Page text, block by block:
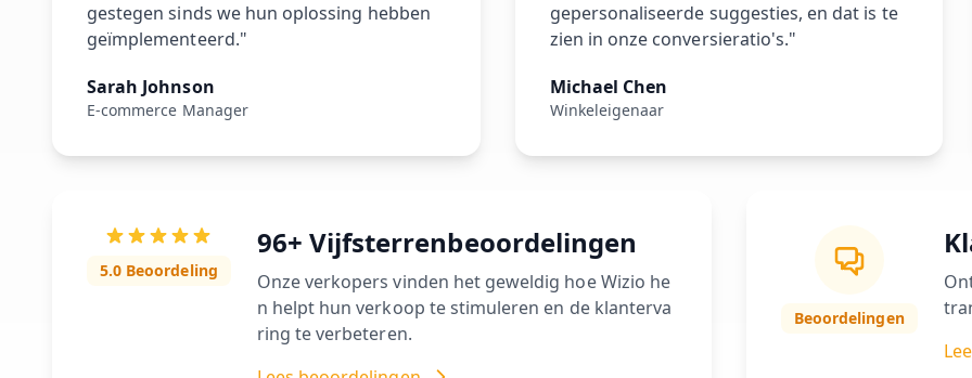
gestegen sinds we hun oplossing hebben
geïmplementeerd."
Sarah Johnson
E-commerce Manager
gepersonaliseerde suggesties, en dat is te
zien in onze conversieratio's."
Michael Chen
Winkeleigenaar
5.0 Beoordeling
96+ Vijfsterrenbeoordelingen
Onze verkopers vinden het geweldig hoe Wizio he
n helpt hun verkoop te stimuleren en de klanterva
ring te verbeteren.
Beoordelingen